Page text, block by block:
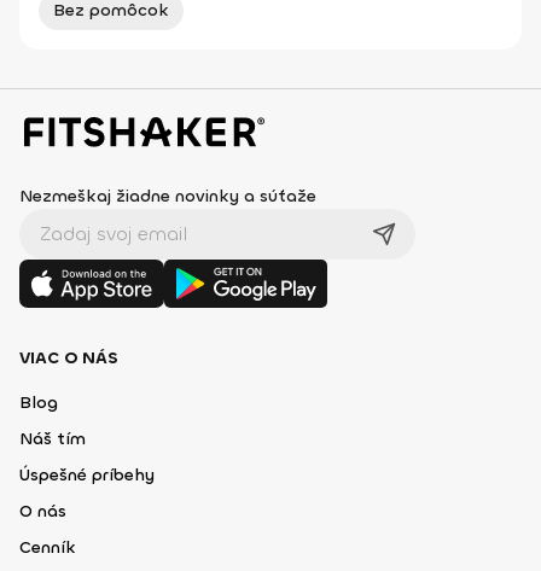
Bez pomôcok
Nezmeškaj žiadne novinky a súťaže
VIAC O NÁS
Blog
Náš tím
Úspešné príbehy
O nás
Cenník